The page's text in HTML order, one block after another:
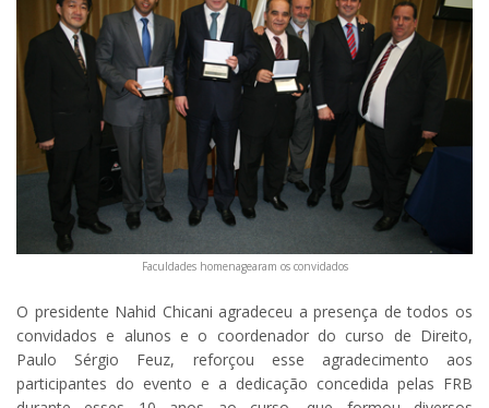
Faculdades homenagearam os convidados
O presidente Nahid Chicani agradeceu a presença de todos os
convidados e alunos e o coordenador do curso de Direito,
Paulo Sérgio Feuz, reforçou esse agradecimento aos
participantes do evento e a dedicação concedida pelas FRB